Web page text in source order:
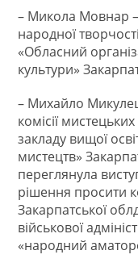
– Микола Мовнар –
народної
«Обласний
культури»
– Михайло
комісії
закладу вищої
мистецтв»
переглянула
рішення просити
Закарпатської
військової
«народний